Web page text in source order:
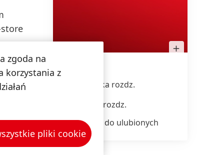
Otwórz
obrazek
Wysoka rozdz.
Niska rozdz.
Dodaj do ulubionych
zgoda na
korzystania z
pliki cookie